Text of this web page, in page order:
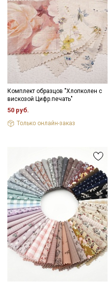
Комплект образцов "Хлопколен с
вискозой Цифр.печать"
50 руб.
Только онлайн-заказ